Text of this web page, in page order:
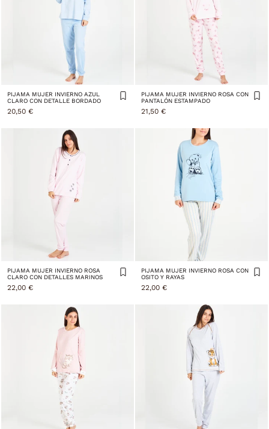
PIJAMA MUJER INVIERNO AZUL
CLARO CON DETALLE BORDADO
20,50 €
PIJAMA MUJER INVIERNO ROSA CON
PANTALÓN ESTAMPADO
21,50 €
PIJAMA MUJER INVIERNO ROSA
CLARO CON DETALLES MARINOS
22,00 €
PIJAMA MUJER INVIERNO ROSA CON
OSITO Y RAYAS
22,00 €